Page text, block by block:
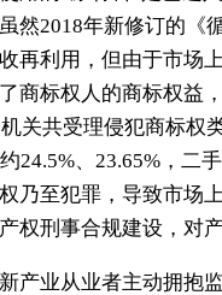
然2018年新修订的
再利用，但由于市场
商标权人的商标权益
关共受理侵犯商标权
24.5%、23.65%，
乃至犯罪，导致市场
权刑事合规建设，对
产业从业者主动拥抱